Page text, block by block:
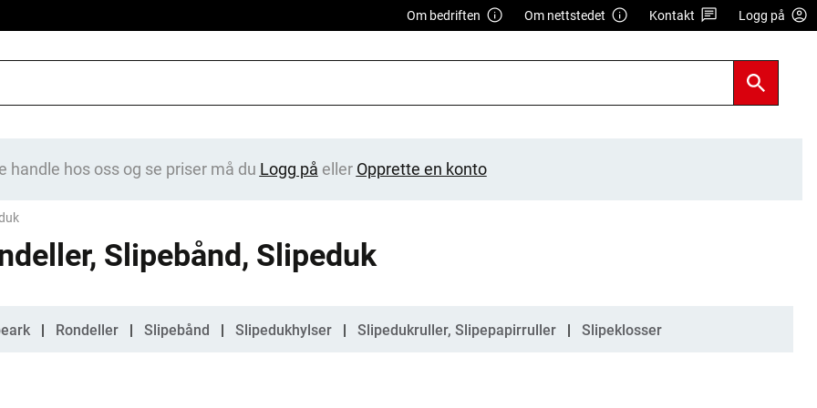
Om bedriften Om nettstedet Kontakt Logg på
handle hos oss og se priser må du Logg på eller Opprette en konto
Slipebånd, Slipeduk
Rondeller Slipebånd Slipedukhylser Slipedukruller, Slipepapirruller Slipeklosser